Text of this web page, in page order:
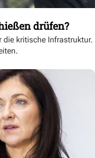
drüfen?
die kritische Infrastruktur.